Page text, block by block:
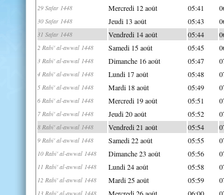
29 Safar 1448 Mercredi 12 août 05:41
30 Safar 1448 Jeudi 13 août 05:43
31 Safar 1448 Vendredi 14 août 05:44
2 Rabi' al-awwal 1448 Samedi 15 août 05:45
3 Rabi' al-awwal 1448 Dimanche 16 août 05:47
4 Rabi' al-awwal 1448 Lundi 17 août 05:48
5 Rabi' al-awwal 1448 Mardi 18 août 05:49
6 Rabi' al-awwal 1448 Mercredi 19 août 05:51
7 Rabi' al-awwal 1448 Jeudi 20 août 05:52
8 Rabi' al-awwal 1448 Vendredi 21 août 05:54
9 Rabi' al-awwal 1448 Samedi 22 août 05:55
10 Rabi' al-awwal 1448 Dimanche 23 août 05:56
11 Rabi' al-awwal 1448 Lundi 24 août 05:58
12 Rabi' al-awwal 1448 Mardi 25 août 05:59
13 Rabi' al-awwal 1448